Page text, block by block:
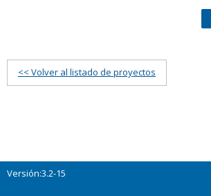
<< Volver al listado de proyectos
Versión:3.2-15